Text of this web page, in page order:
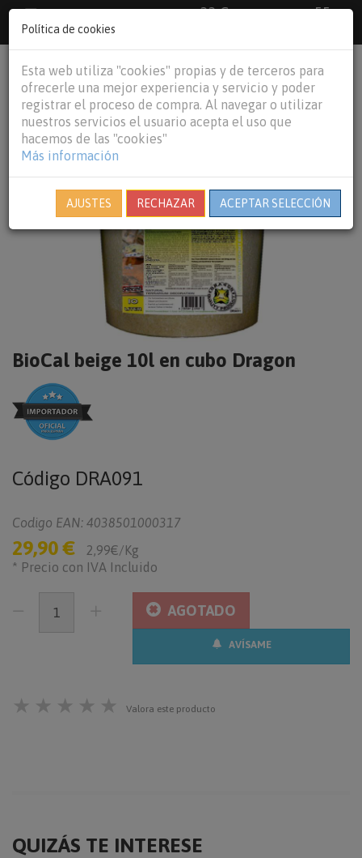
33 €
55
€Baleares y
person shopping_cart
BioCal beige 10l en cubo Dragon
Código DRA091
Codigo EAN: 4038501000317
29,90 €
2,99€/Kg
* Precio con IVA Incluido
AGOTADO
AVÍSAME
★ ★ ★ ★ ★ Valora este producto
QUIZÁS TE INTERESE
Política de cookies
Esta web utiliza "cookies" propias y de terceros para
ofrecerle una mejor experiencia y servicio y poder
registrar el proceso de compra. Al navegar o utilizar
nuestros servicios el usuario acepta el uso que
hacemos de las "cookies"
Más información
AJUSTES RECHAZAR ACEPTAR SELECCIÓN